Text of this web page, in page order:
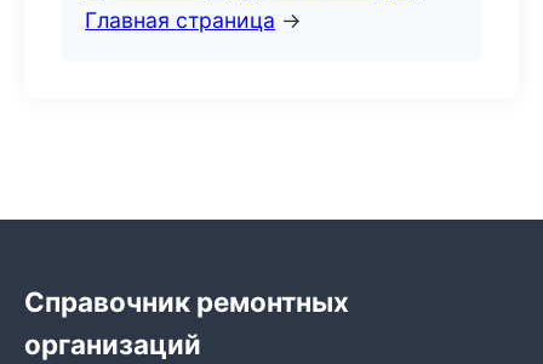
Главная страница →
Справочник ремонтных
организаций